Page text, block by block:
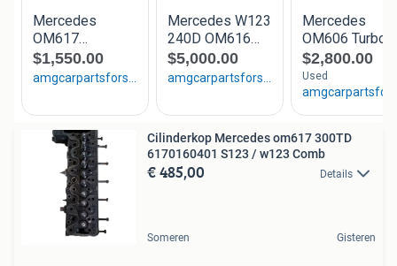
Cilinderkop Mercedes om617 300TD
6170160401 S123 / w123 Comb
€ 485,00 Details
Someren Gisteren